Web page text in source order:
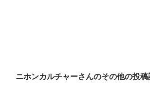
ニホンカルチャーさんのその他の投